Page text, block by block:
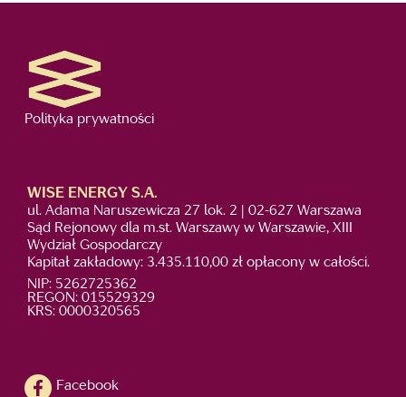
Polityka prywatności
WISE ENERGY S.A.
ul. Adama Naruszewicza 27 lok. 2 | 02-627 Warszawa
Sąd Rejonowy dla m.st. Warszawy w Warszawie, XIII
Wydział Gospodarczy
Kapitał zakładowy: 3.435.110,00 zł opłacony w całości.
NIP: 5262725362
REGON: 015529329
KRS: 0000320565
Facebook